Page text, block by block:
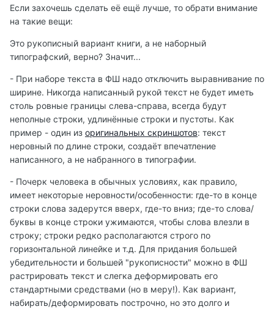
Если захочешь сделать её ещё лучше, то обрати внимание
на такие вещи:
Это рукописный вариант книги, а не наборный
типографский, верно? Значит...
- При наборе текста в ФШ надо отключить выравнивание по
ширине. Никогда написанный рукой текст не будет иметь
столь ровные границы слева-справа, всегда будут
неполные строки, удлинённые строки и пустоты. Как
пример - один из оригинальных скриншотов: текст
неровный по длине строки, создаёт впечатление
написанного, а не набранного в типографии.
- Почерк человека в обычных условиях, как правило,
имеет некоторые неровности/особенности: где-то в конце
строки слова задерутся вверх, где-то вниз; где-то слова/
буквы в конце строки ужимаются, чтобы слова влезли в
строку; строки редко располагаются строго по
горизонтальной линейке и т.д. Для придания большей
убедительности и большей "рукописности" можно в ФШ
растрировать текст и слегка деформировать его
стандартными средствами (но в меру!). Как вариант,
набирать/деформировать построчно, но это долго и